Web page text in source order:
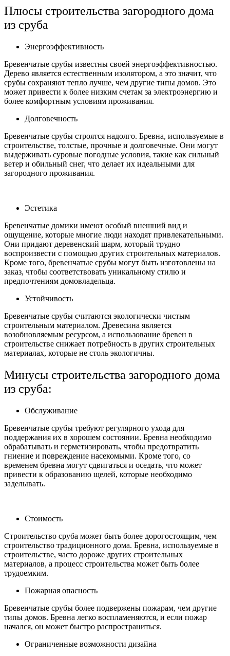
Плюсы строительства загородного дома
из сруба
Энергоэффективность
Бревенчатые срубы известны своей энергоэффективностью.
Дерево является естественным изолятором, а это значит, что
срубы сохраняют тепло лучше, чем другие типы домов. Это
может привести к более низким счетам за электроэнергию и
более комфортным условиям проживания.
Долговечность
Бревенчатые срубы строятся надолго. Бревна, используемые в
строительстве, толстые, прочные и долговечные. Они могут
выдерживать суровые погодные условия, такие как сильный
ветер и обильный снег, что делает их идеальными для
загородного проживания.
Эстетика
Бревенчатые домики имеют особый внешний вид и
ощущение, которые многие люди находят привлекательными.
Они придают деревенский шарм, который трудно
воспроизвести с помощью других строительных материалов.
Кроме того, бревенчатые срубы могут быть изготовлены на
заказ, чтобы соответствовать уникальному стилю и
предпочтениям домовладельца.
Устойчивость
Бревенчатые срубы считаются экологически чистым
строительным материалом. Древесина является
возобновляемым ресурсом, а использование бревен в
строительстве снижает потребность в других строительных
материалах, которые не столь экологичны.
Минусы строительства загородного дома
из сруба:
Обслуживание
Бревенчатые срубы требуют регулярного ухода для
поддержания их в хорошем состоянии. Бревна необходимо
обрабатывать и герметизировать, чтобы предотвратить
гниение и повреждение насекомыми. Кроме того, со
временем бревна могут сдвигаться и оседать, что может
привести к образованию щелей, которые необходимо
заделывать.
Стоимость
Строительство сруба может быть более дорогостоящим, чем
строительство традиционного дома. Бревна, используемые в
строительстве, часто дороже других строительных
материалов, а процесс строительства может быть более
трудоемким.
Пожарная опасность
Бревенчатые срубы более подвержены пожарам, чем другие
типы домов. Бревна легко воспламеняются, и если пожар
начался, он может быстро распространиться.
Ограниченные возможности дизайна